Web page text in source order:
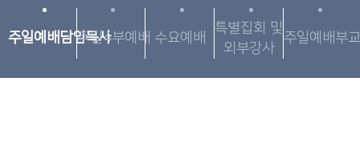
주일예배담임목사주일4부예배 수요예배
특별집회 및
외부강사
주일예배부